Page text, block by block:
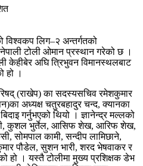
विश्वकप लिग–२ अन्तर्गतको
टोली ओमान प्रस्थान गरेको छ ।
केहीबेर अघि त्रिभुवन विमानस्थलबाट
हो ।
(राखेप) का सदस्यसचिव रमेशकुमार
अध्यक्ष चतुरबहादुर चन्द, क्यानका
गर्नुभएको थियो । ज्ञानेन्द्र मल्लको
कुशल भुर्तेल, आसिफ शेख, आरिफ शेख,
सोमपाल कामी, सन्दीप लामिछाने,
पौडेल, सुशन भारी, शरद भेषवाकर र
हो । यस्तै टोलीमा मुख्य प्रशिक्षक डेभ